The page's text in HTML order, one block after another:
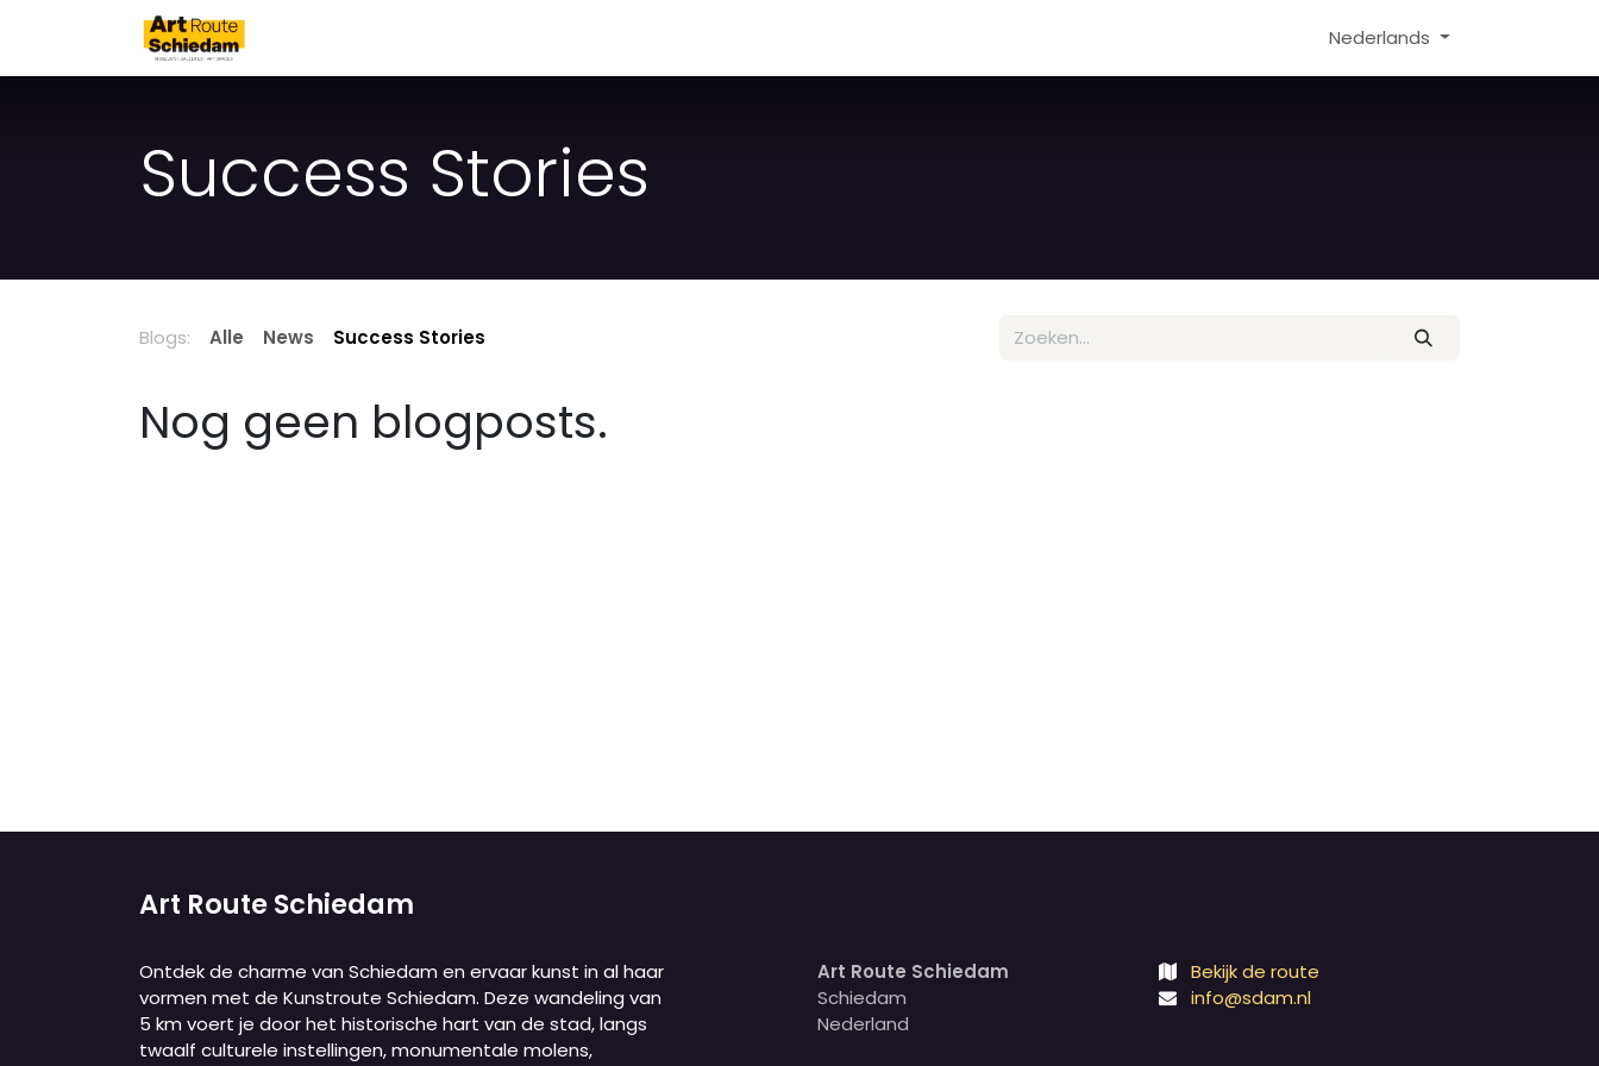
Overslaan naar inhoud
Nederlands
Success Stories
Blogs: Alle News Success Stories
Nog geen blogposts.
Art Route Schiedam
Ontdek de charme van Schiedam en ervaar kunst in al haar
vormen met de Kunstroute Schiedam. Deze wandeling van
5 km voert je door het historische hart van de stad, langs
twaalf culturele instellingen, monumentale molens,
Art Route Schiedam
Schiedam
Nederland
Bekijk de route
info@sdam.nl